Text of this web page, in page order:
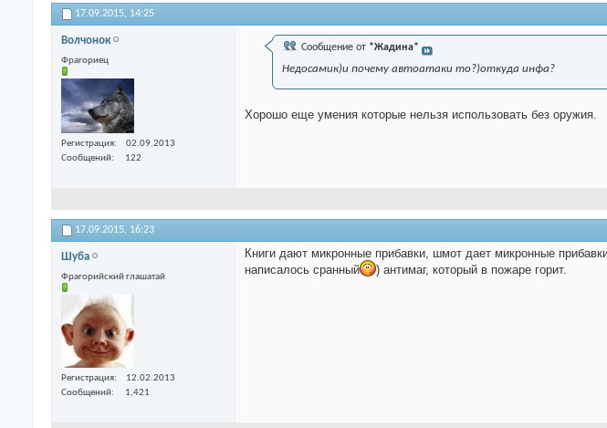
17.09.2015, 14:25
Волчонок
Фрагориец
Регистрация
02.09.2013
Сообщений
122
Сообщение от *Жадина*
Недосамик)и почему автоатаки то?)откуда инфа?
Хорошо еще умения которые нельзя использовать без оружия.
17.09.2015, 16:23
Шуба
Фрагорийский глашатай
Регистрация
12.02.2013
Сообщений
1,421
Книги дают микронные прибавки, шмот дает микронные
написалось сранный
) антимаг, который в пожаре горит.